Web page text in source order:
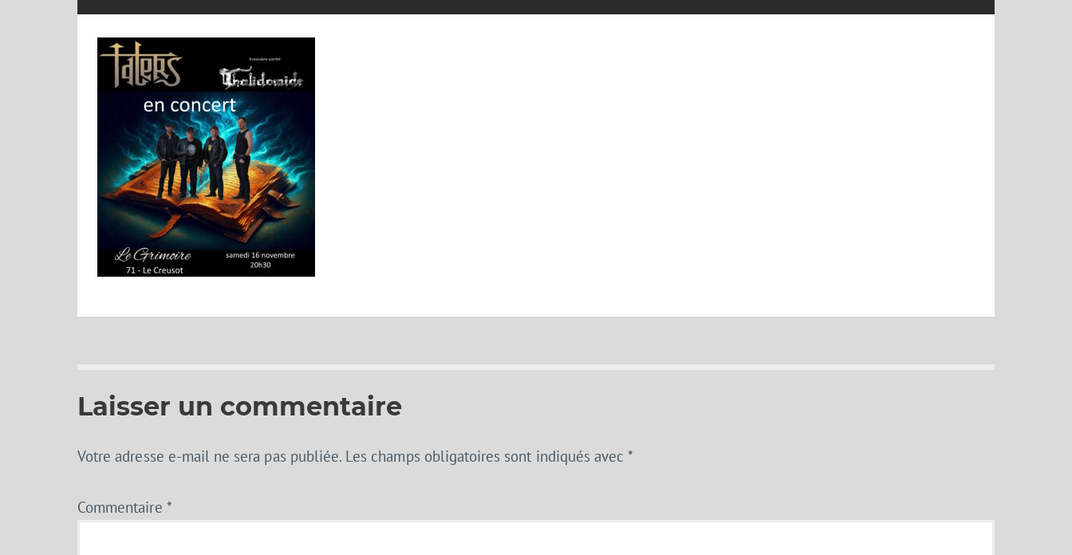
Laisser un commentaire
Votre adresse e-mail ne sera pas publiée. Les champs obligatoires sont indiqués avec*
Commentaire *